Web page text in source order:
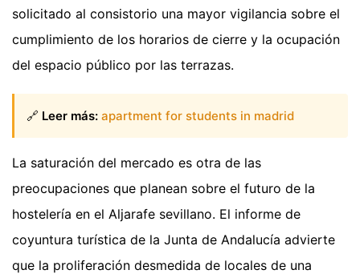
solicitado al consistorio una mayor vigilancia sobre el
cumplimiento de los horarios de cierre y la ocupación
del espacio público por las terrazas.
🔗 Leer más: apartment for students in madrid
La saturación del mercado es otra de las
preocupaciones que planean sobre el futuro de la
hostelería en el Aljarafe sevillano. El informe de
coyuntura turística de la Junta de Andalucía advierte
que la proliferación desmedida de locales de una